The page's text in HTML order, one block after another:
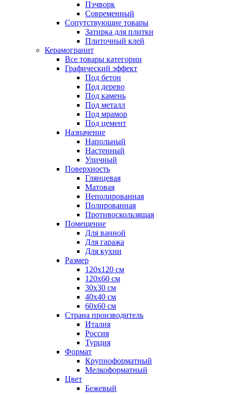
Пэчворк
Современный
Сопутствующие товары
Затирка для плитки
Плиточный клей
Керамогранит
Все товары категории
Графический эффект
Под бетон
Под дерево
Под камень
Под металл
Под мрамор
Под цемент
Назначение
Напольный
Настенный
Уличный
Поверхность
Глянцевая
Матовая
Неполированная
Полированная
Противоскользящая
Помещение
Для ванной
Для гаража
Для кухни
Размер
120x120 см
120x60 см
30x30 см
40x40 см
60x60 см
Страна производитель
Италия
Россия
Турция
Формат
Крупноформатный
Мелкоформатный
Цвет
Бежевый